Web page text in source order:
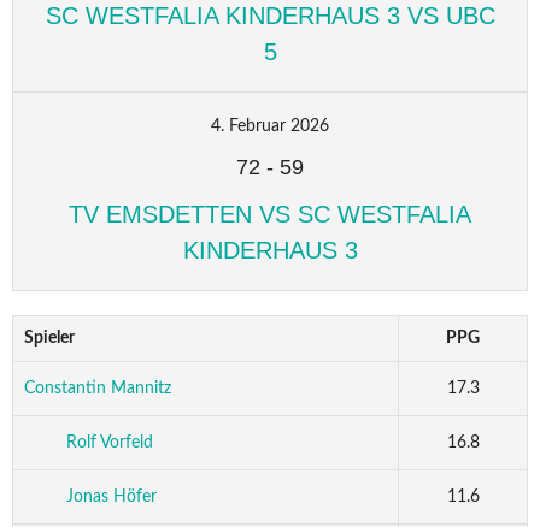
SC WESTFALIA KINDERHAUS 3 VS UBC
5
4. Februar 2026
72 - 59
TV EMSDETTEN VS SC WESTFALIA
KINDERHAUS 3
Spieler PPG
Constantin Mannitz 17.3
Rolf Vorfeld 16.8
Jonas Höfer 11.6